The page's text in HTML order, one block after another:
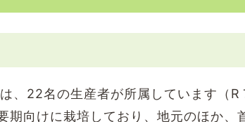
、22名の生産者が所属しています（R
期向けに栽培しており、地元のほか、